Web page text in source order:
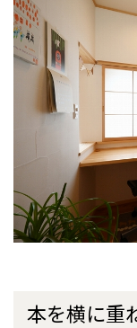
本を横に重